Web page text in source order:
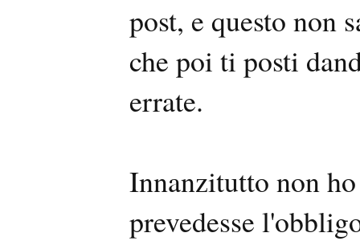
post, e questo non
che poi ti posti
errate.
Innanzitutto non
prevedesse